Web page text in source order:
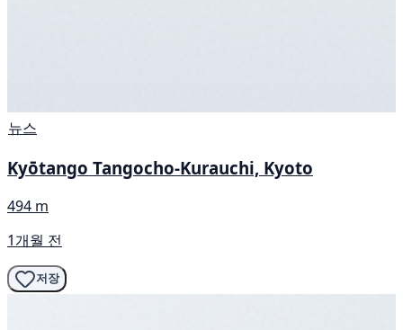
뉴스
Kyōtango Tangocho-Kurauchi, Kyoto
494 m
1개월 전
저장